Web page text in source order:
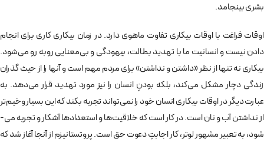
بشری بینجامد.
اوقات فراغت با اوقات بیکاری تفاوت ماهوی دارد. در زمان بیکاری کاری برای انجام
دادن نیست و انسانیت ما با تهدید بطالت، بیهودگی و بی­‌معنایی روبه رو می‌شود.
بیکاری نه تنها از نظر «داشتن و نداشتن» برای مردم مهم است و آنها را از حیث گذران
زندگی دچار مشکل می‌کند، بلکه بودنِ انسان را نیز مورد تهدید قرار می­‌دهد. به
عبارت دیگر در اوقات بیکاری انسان خود را نمی­‌تواند تجربه بکند که این بسیار وخیم­‌تر
از نداشتن آب و نان است. در کار است که خلاقیت­‌ها و استعدادها آشکار و تجربه می‌­
شود، به تعبیر مشهور لوتر، کار اجابتِ دعوت حق است. پروتستانیزم از آنجا آغاز شد که